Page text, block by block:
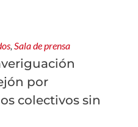
, Sala de prensa
por
colectivos sin